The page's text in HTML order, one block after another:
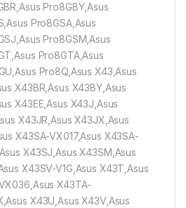
Pro8GBY,Asus
Pro8GSA,Asus
Pro8GSM,Asus
Pro8GTA,Asus
Pro8Q,Asus X43,Asus
X43BR,Asus X43BY,Asus
X43EE,Asus X43J,Asus
X43JR,Asus X43JX,Asus
X43SA-VX017,Asus X43SA-
X43SJ,Asus X43SM,Asus
X43SV-V1G,Asus X43T,Asus
X43TA-
X43U,Asus X43V,Asus